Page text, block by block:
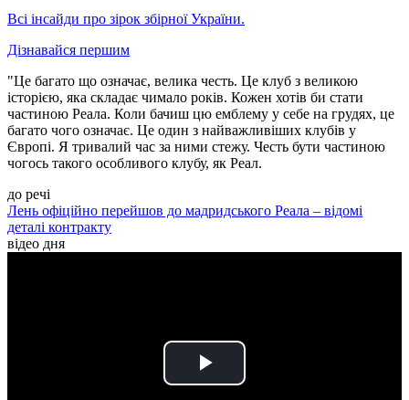
Всі інсайди про зірок збірної України.
Дізнавайся першим
"Це багато що означає, велика честь. Це клуб з великою
історією, яка складає чимало років. Кожен хотів би стати
частиною Реала. Коли бачиш цю емблему у себе на грудях, це
багато чого означає. Це один з найважливіших клубів у
Європі. Я тривалий час за ними стежу. Честь бути частиною
чогось такого особливого клубу, як Реал.
до речі
Лень офіційно перейшов до мадридського Реала – відомі
деталі контракту
відео дня
Play